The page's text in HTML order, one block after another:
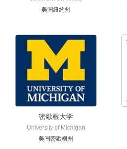
美国纽约州
密歇根大学
University of Michigan
美国密歇根州